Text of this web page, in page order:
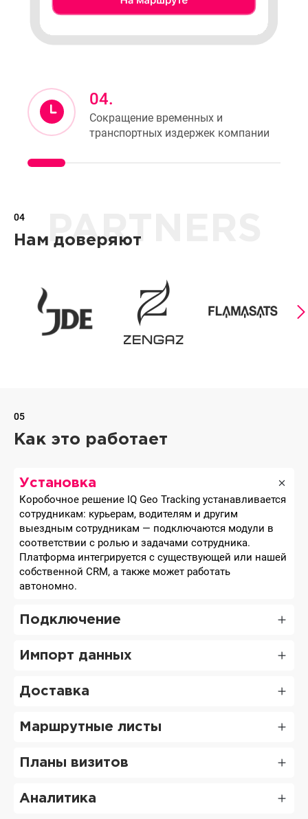
04.
Сокращение временных и
транспортных издержек компании
PARTNERS
04
Нам доверяют
05
Как это работает
Установка
Коробочное решение IQ Geo Tracking устанавливается
сотрудникам: курьерам, водителям и другим
выездным сотрудникам — подключаются модули в
соответствии с ролью и задачами сотрудника.
Платформа интегрируется с существующей или нашей
собственной CRM, а также может работать
автономно.
Подключение
Импорт данных
Доставка
Маршрутные листы
Планы визитов
Аналитика